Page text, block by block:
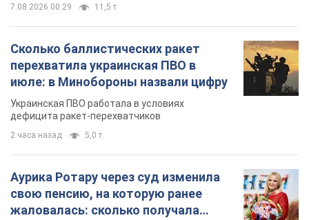
7.08.2026 00:29 11,5 т.
Сколько баллистических ракет
перехватила украинская ПВО в
июле: в Минобороны назвали цифру
Украинская ПВО работала в условиях
дефицита ракет-перехватчиков
2 часа назад 5,0 т.
Аурика Ротару через суд изменила
свою пенсию, на которую ранее
жаловалась: сколько получала